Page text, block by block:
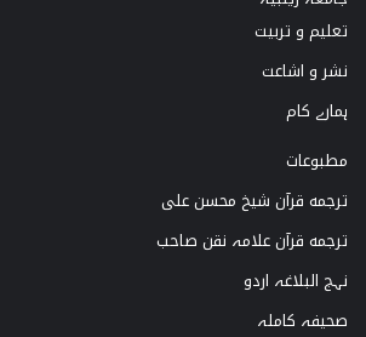
تعلیم و تربیت
نشر و اشاعت
ہمارے کام
مطبوعات
ترجمه قرآن شیخ محسن علی
ترجمه قرآن علامہ نقن صاحب
نہج البلاغہ اردو
صحیفہ کاملہ